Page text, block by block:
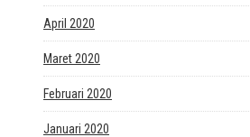
April 2020
Maret 2020
Februari 2020
Januari 2020